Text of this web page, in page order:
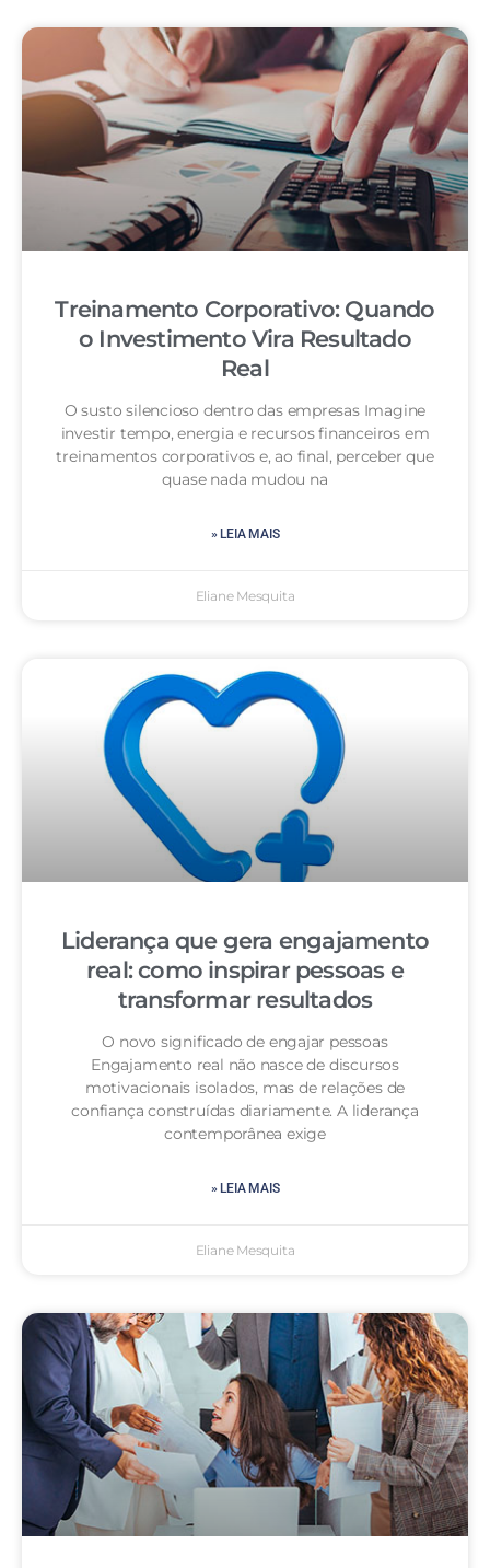
Treinamento Corporativo: Quando
o Investimento Vira Resultado
Real
O susto silencioso dentro das empresas Imagine
investir tempo, energia e recursos financeiros em
treinamentos corporativos e, ao final, perceber que
quase nada mudou na
» LEIA MAIS
Eliane Mesquita
Liderança que gera engajamento
real: como inspirar pessoas e
transformar resultados
O novo significado de engajar pessoas
Engajamento real não nasce de discursos
motivacionais isolados, mas de relações de
confiança construídas diariamente. A liderança
contemporânea exige
» LEIA MAIS
Eliane Mesquita